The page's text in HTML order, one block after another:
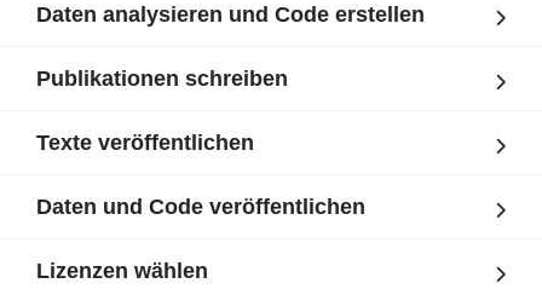
Daten analysieren und Code erstellen
Publikationen schreiben
Texte veröffentlichen
Daten und Code veröffentlichen
Lizenzen wählen